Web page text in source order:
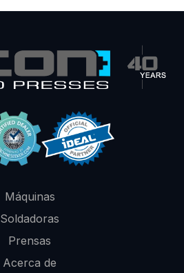
Máquinas
Soldadoras
Prensas
Acerca de